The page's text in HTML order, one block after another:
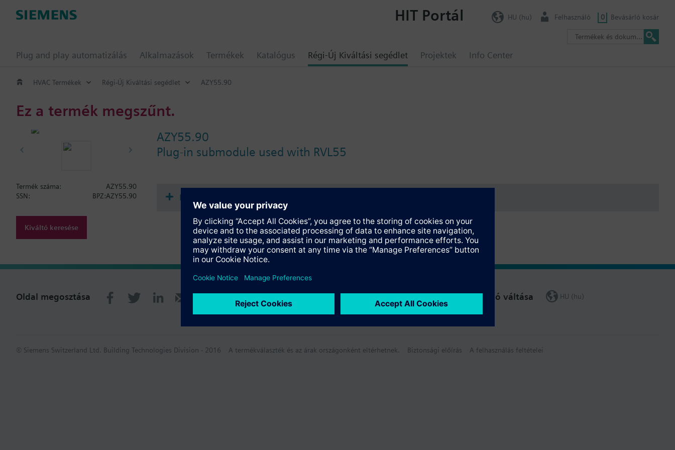
Plug and play automatizálás Alkalmazások Termékek Katalógus Régi-Új Kiváltási segédlet Projektek Info Center
HIT Portál HU (hu) Felhasználó 0 Bevásárló kosár
HVAC Termékek Régi-Új Kiváltási segédlet AZY55.90
Ez a termék megszűnt.
AZY55.90
Plug-in submodule used with RVL55
Termék száma:
AZY55.90
SSN:
BPZ:AZY55.90
Kiváltó keresése
Dokumentumok
Oldal megosztása Régió váltása HU (hu)
© Siemens Switzerland Ltd. Building Technologies Division - 2016 A termékválaszték és az árak országonként eltérhetnek. Biztonsági előírás A felhasználás feltételei